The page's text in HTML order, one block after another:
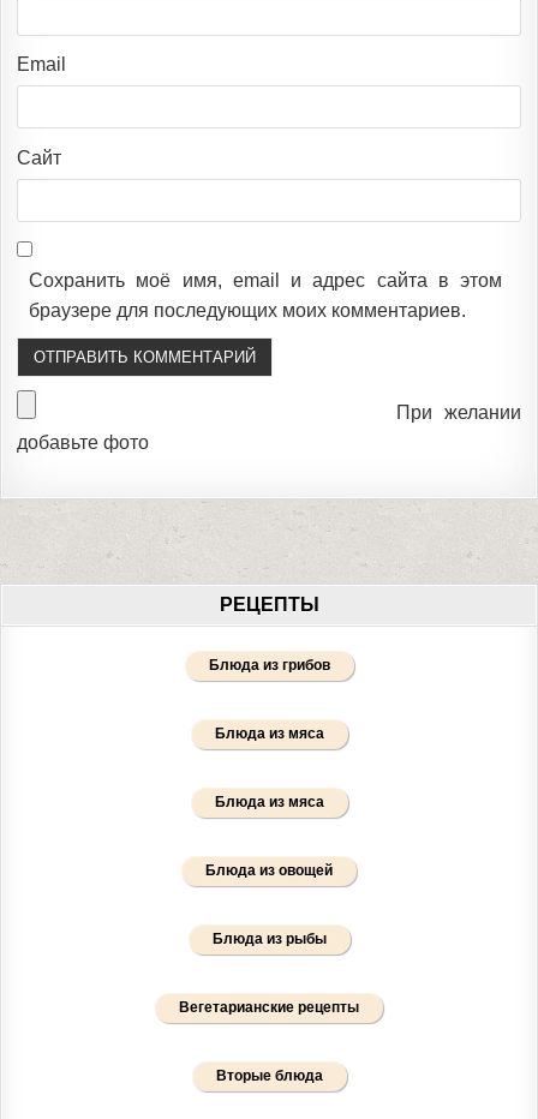
Email
Сайт
Сохранить моё имя, email и адрес сайта в этом
браузере для последующих моих комментариев.
При желании
добавьте фото
РЕЦЕПТЫ
Блюда из грибов
Блюда из мяса
Блюда из мяса
Блюда из овощей
Блюда из рыбы
Вегетарианские рецепты
Вторые блюда